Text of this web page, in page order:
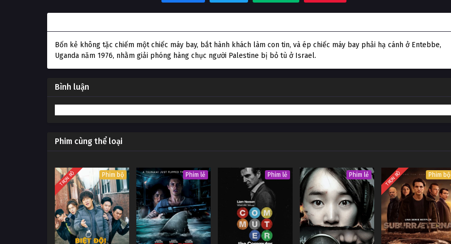
Bốn kẻ không tặc chiếm một chiếc máy bay, bắt hành khách làm con tin, và ép chiếc máy bay phải hạ cánh ở Entebbe,
Uganda năm 1976, nhằm giải phóng hàng chục người Palestine bị bỏ tù ở Israel.
Bình luận
Phim cùng thể loại
TRỌN BỘ Phim bộ Phim lẻ Phim lẻ Phim lẻ TRỌN BỘ Phim bộ